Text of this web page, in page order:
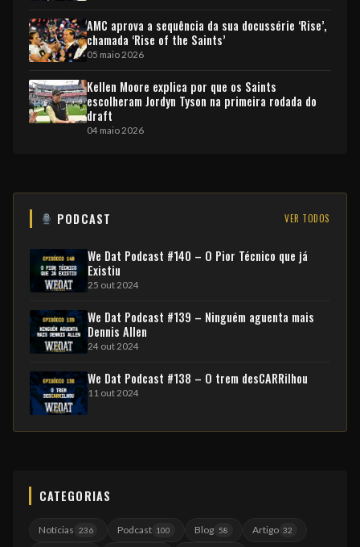
AMC aprova a sequência da sua docussérie ‘Rise’,
chamada ‘Rise of the Saints’
05 maio 2026
Kellen Moore explica por que os Saints
escolheram Jordyn Tyson na primeira rodada do
draft
04 maio 2026
PODCAST VER TODOS
We Dat Podcast #140 – O Pior Técnico que já
Existiu
25 out 2024
We Dat Podcast #139 – Ninguém aguenta mais
Dennis Allen
24 out 2024
We Dat Podcast #138 – O trem desCARRilhou
11 out 2024
CATEGORIAS
Notícias 236 Podcast 100 Blog 58 Artigo 32